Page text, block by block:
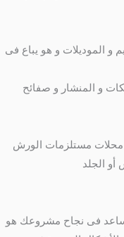
و الموديلات و هو يباع فى
و المنشار و صفائح
فى نجاح مشروعك هو